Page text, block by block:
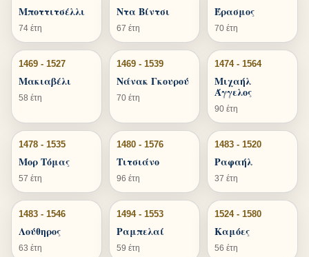
Μποττιτσέλλι
74 έτη
Ντα Βίντσι
67 έτη
Έρασμος
70 έτη
1469 - 1527
Μακιαβέλι
58 έτη
1469 - 1539
Νάνακ Γκουρού
70 έτη
1474 - 1564
Μιχαήλ
Άγγελος
90 έτη
1478 - 1535
Μορ Τόμας
57 έτη
1480 - 1576
Τιτσιάνο
96 έτη
1483 - 1520
Ραφαήλ
37 έτη
1483 - 1546
Λούθηρος
63 έτη
1494 - 1553
Ραμπελαί
59 έτη
1524 - 1580
Καμόες
56 έτη